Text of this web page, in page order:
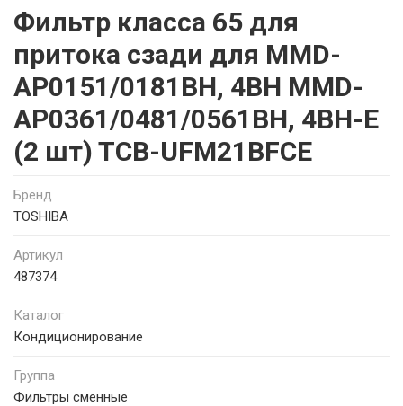
Фильтр класса 65 для
притока сзади для MMD-
AP0151/0181BH, 4BH MMD-
AP0361/0481/0561BH, 4BH-E
(2 шт) TCB-UFM21BFCE
Бренд
TOSHIBA
Артикул
487374
Каталог
Кондиционирование
Группа
Фильтры сменные